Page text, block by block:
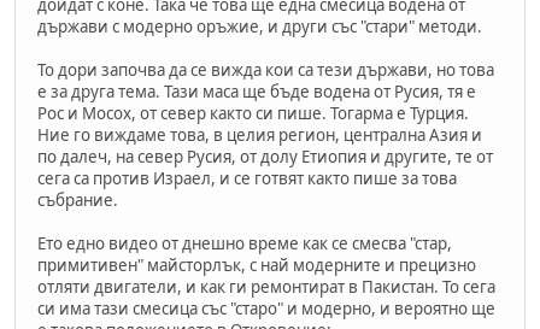
дойдат с коне. Така че това ще една смесица водена от
държави с модерно оръжие, и други със "стари" методи.
То дори започва да се вижда кои са тези държави, но това
е за друга тема. Тази маса ще бъде водена от Русия, тя е
Рос и Мосох, от север както си пише. Тогарма е Турция.
Ние го виждаме това, в целия регион, централна Азия и
по далеч, на север Русия, от долу Етиопия и другите, те от
сега са против Израел, и се готвят както пише за това
събрание.
Ето едно видео от днешно време как се смесва "стар,
примитивен" майсторлък, с най модерните и прецизно
отляти двигатели, и как ги ремонтират в Пакистан. То сега
си има тази смесица със "старо" и модерно, и вероятно ще